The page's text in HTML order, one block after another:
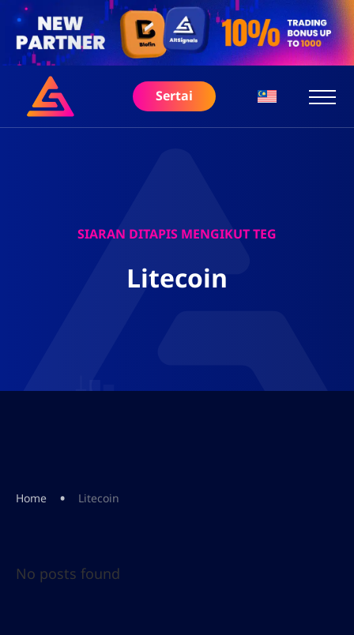
Sertai
SIARAN DITAPIS MENGIKUT TEG
Litecoin
Home • Litecoin
No posts found